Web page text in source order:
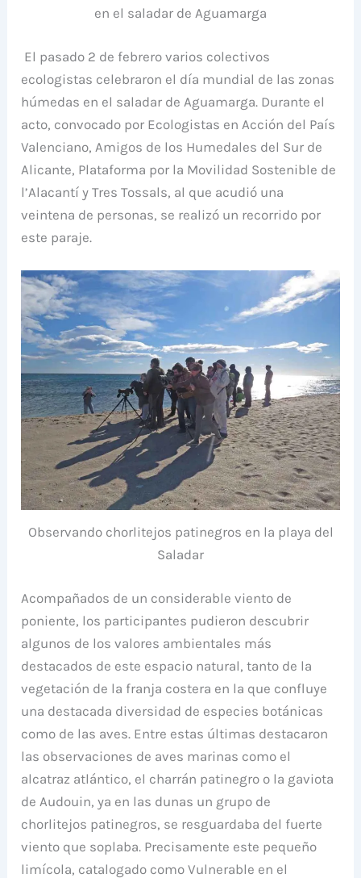
en el saladar de Aguamarga
El pasado 2 de febrero varios colectivos
ecologistas celebraron el día mundial de las zonas
húmedas en el saladar de Aguamarga. Durante el
acto, convocado por Ecologistas en Acción del País
Valenciano, Amigos de los Humedales del Sur de
Alicante, Plataforma por la Movilidad Sostenible de
l’Alacantí y Tres Tossals, al que acudió una
veintena de personas, se realizó un recorrido por
este paraje.
Observando chorlitejos patinegros en la playa del
Saladar
Acompañados de un considerable viento de
poniente, los participantes pudieron descubrir
algunos de los valores ambientales más
destacados de este espacio natural, tanto de la
vegetación de la franja costera en la que confluye
una destacada diversidad de especies botánicas
como de las aves. Entre estas últimas destacaron
las observaciones de aves marinas como el
alcatraz atlántico, el charrán patinegro o la gaviota
de Audouin, ya en las dunas un grupo de
chorlitejos patinegros, se resguardaba del fuerte
viento que soplaba. Precisamente este pequeño
limícola, catalogado como Vulnerable en el